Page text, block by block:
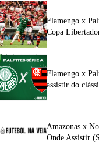
Flamengo x
Copa
Flamengo x
assistir do
Amazonas x
Onde Assistir